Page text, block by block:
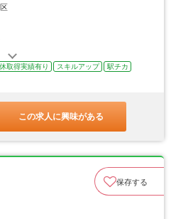
取得実績有り スキルアップ
駅チカ
この求人に興味がある
保存する